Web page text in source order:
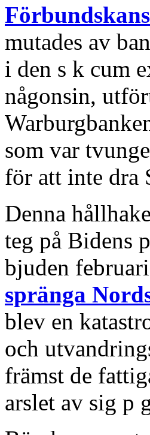
mutades av
i den s k cum
någonsin,
som var
för att inte dra
Denna
teg på Bidens
bjuden
spränga
blev en
och
främst de
arslet av sig p